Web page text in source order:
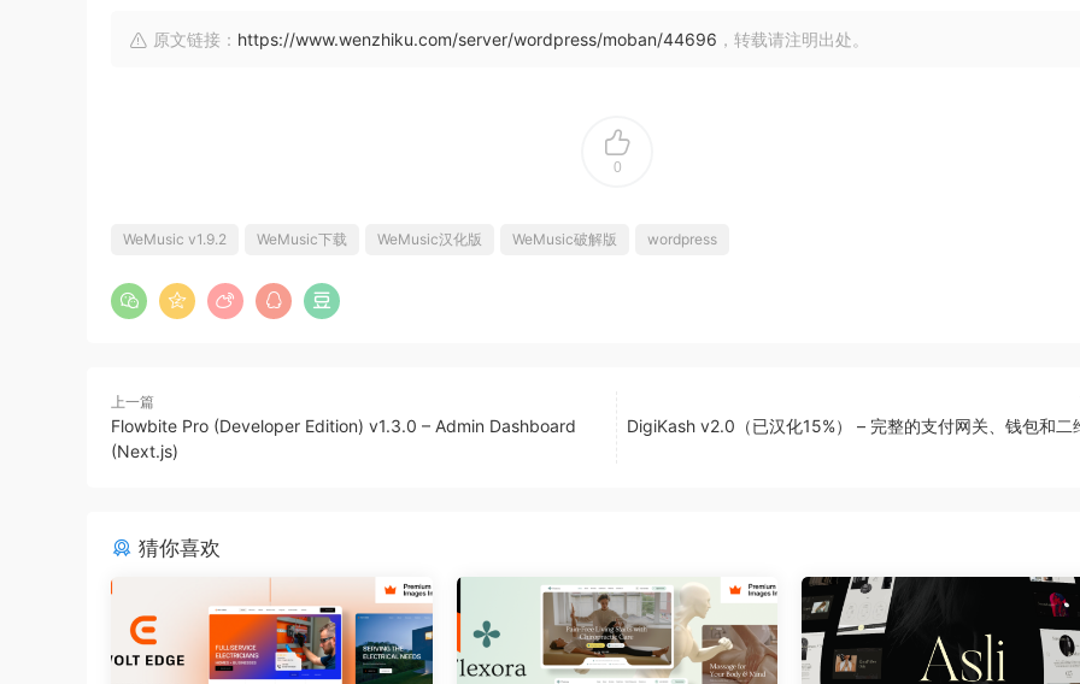
原文链接： https://www.wenzhiku.com/server/wordpress/moban/44696 ，转载请注明出处。
0
WeMusic v1.9.2 WeMusic下载 WeMusic汉化版 WeMusic破解版 wordpress
上一篇
Flowbite Pro (Developer Edition) v1.3.0 – Admin Dashboard
(Next.js)
DigiKash v2.0（已汉化15%） – 完整的支付网关、钱包和二
猜你喜欢